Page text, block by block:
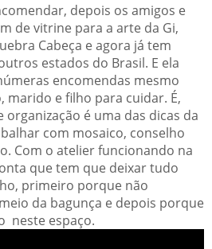
depois os amigos e
de vitrine para a arte da Gi,
Cabeça e agora já tem
estados do Brasil. E ela
encomendas mesmo
e filho para cuidar. É,
é uma das dicas da
com mosaico, conselho
Com o atelier funcionando na
que tem que deixar tudo
primeiro porque não
da bagunça e depois porque
neste espaço.